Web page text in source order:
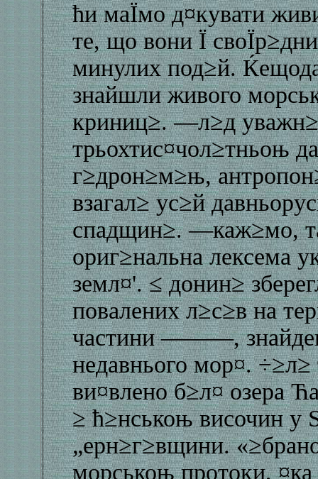
ћи маЇмо д¤кувати
те, що вони Ї
минулих под≥й.
знайшли живого
криниц≥. —л≥д
трьохтис¤чол≥тньоњ
г≥дрон≥м≥њ,
взагал≥ ус≥й
спадщин≥. —каж≥мо,
ориг≥нальна лексема
земл¤'. ≤ донин≥
повалених л≥с≥в на
частини —–—–,
недавнього мор¤. ÷≥л≥
ви¤влено б≥л¤ озера
≥ ћ≥нськоњ височин у
„ерн≥г≥вщини.
морськоњ протоки, ¤ка